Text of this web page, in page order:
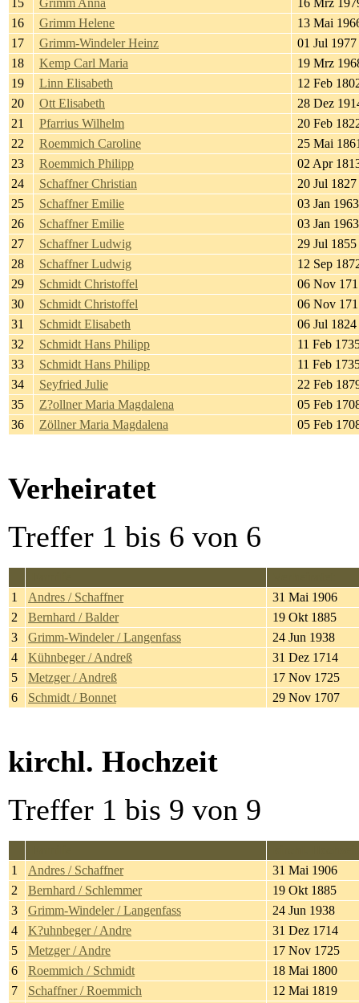
15 Grimm Anna
16 Mrz
16
Grimm Helene
13 Mai
17
Grimm-Windeler Heinz
01 Jul 1977
18
Kemp Carl Maria
19 Mrz
19
Linn Elisabeth
12 Feb
20
Ott Elisabeth
28 Dez
21
Pfarrius Wilhelm
20 Feb
22
Roemmich Caroline
25 Mai
23
Roemmich Philipp
02 Apr
24
Schaffner Christian
20 Jul 1827
25
Schaffner Emilie
03 Jan 1963
26
Schaffner Emilie
03 Jan 1963
27
Schaffner Ludwig
29 Jul 1855
28
Schaffner Ludwig
12 Sep
29
Schmidt Christoffel
06 Nov
30
Schmidt Christoffel
06 Nov
31
Schmidt Elisabeth
06 Jul 1824
32
Schmidt Hans Philipp
11 Feb
33
Schmidt Hans Philipp
11 Feb
34
Seyfried Julie
22 Feb
35
Z?ollner Maria Magdalena
05 Feb
36
Zöllner Maria Magdalena 05 Feb
Verheiratet
Treffer 1 bis 6 von 6
1
Andres / Schaffner
31 Mai 1906
2
Bernhard / Balder
19 Okt 1885
3
Grimm-Windeler / Langenfass
24 Jun 1938
4
Kühnbeger / Andreß
31 Dez 1714
5
Metzger / Andreß
17 Nov 1725
6
Schmidt / Bonnet 29 Nov 1707
kirchl. Hochzeit
Treffer 1 bis 9 von 9
1
Andres / Schaffner
31 Mai 1906
2
Bernhard / Schlemmer
19 Okt 1885
3
Grimm-Windeler / Langenfass
24 Jun 1938
4
K?uhnbeger / Andre
31 Dez 1714
5
Metzger / Andre
17 Nov 1725
6
Roemmich / Schmidt
18 Mai 1800
7
Schaffner / Roemmich
12 Mai 1819